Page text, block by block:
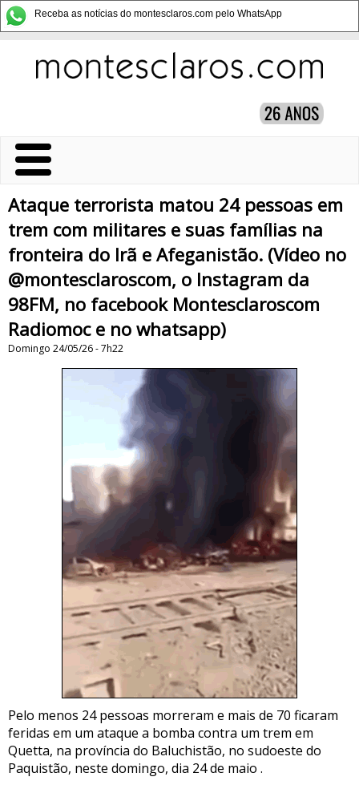
Receba as notícias do montesclaros.com pelo WhatsApp
Ataque terrorista matou 24 pessoas em
trem com militares e suas famílias na
fronteira do Irã e Afeganistão. (Vídeo no
@montesclaroscom, o Instagram da
98FM, no facebook Montesclaroscom
Radiomoc e no whatsapp)
Domingo 24/05/26 - 7h22
Pelo menos 24 pessoas morreram e mais de 70 ficaram
feridas em um ataque a bomba contra um trem em
Quetta, na província do Baluchistão, no sudoeste do
Paquistão, neste domingo, dia 24 de maio .